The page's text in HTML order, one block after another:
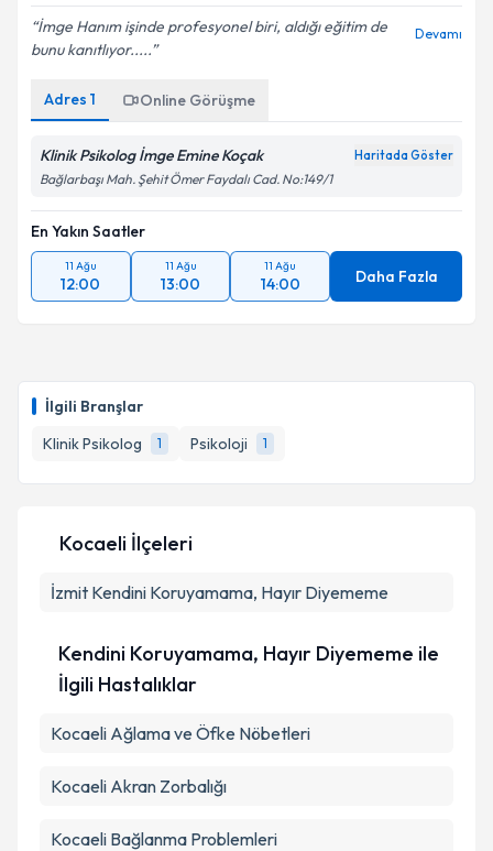
İlgili Branşlar
Klinik Psikolog
1 Psikoloji 1
İmge Hanım işinde profesyonel biri, aldığı eğitim de
bunu kanıtlıyor.....
Devamı
Adres 1 Online Görüşme
Klinik Psikolog İmge Emine Koçak Haritada Göster
Bağlarbaşı Mah. Şehit Ömer Faydalı Cad. No:149/1
En Yakın Saatler
11 Ağu
12:00
11 Ağu
13:00
11 Ağu
14:00 Daha Fazla
Kocaeli İlçeleri
İzmit Kendini Koruyamama, Hayır Diyememe
Kendini Koruyamama, Hayır Diyememe ile
İlgili Hastalıklar
Kocaeli Ağlama ve Öfke Nöbetleri
Kocaeli Akran Zorbalığı
Kocaeli Bağlanma Problemleri